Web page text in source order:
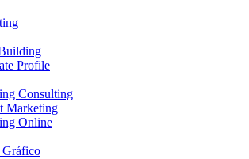
Profile
Consulting
Marketing
Online
Gráfico